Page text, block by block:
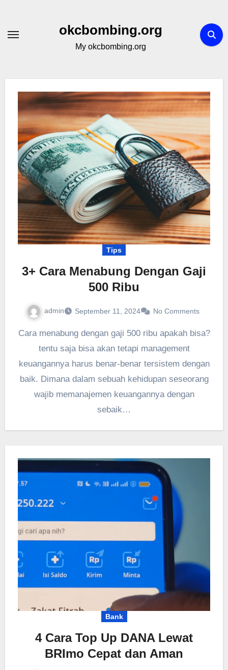
content
okcbombing.org
My okcbombing.org
Tips
3+ Cara Menabung Dengan Gaji
500 Ribu
admin September 11, 2024 No Comments
Cara menabung dengan gaji 500 ribu apakah bisa?
tentu saja bisa akan tetapi management
keuangannya harus benar-benar tersistem dengan
baik. Dimana dalam sebuah kehidupan seseorang
wajib memanajemen keuangannya dengan
sebaik…
Bank
4 Cara Top Up DANA Lewat
BRImo Cepat dan Aman